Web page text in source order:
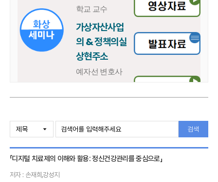
학교 교수
가상자산사업
의 & 정책의실
상현주소
예자선 변호사
검색
「디지털 치료제의 이해와 활용: 정신건강관리를 중심으로」
저자 : 손재희,강성지